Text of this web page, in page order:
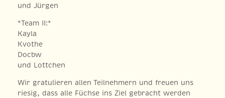
und Jürgen
*Team II:*
Kayla
Kvothe
Docbw
und Lottchen
Wir gratulieren allen Teilnehmern und freuen uns
riesig, dass alle Füchse ins Ziel gebracht werden